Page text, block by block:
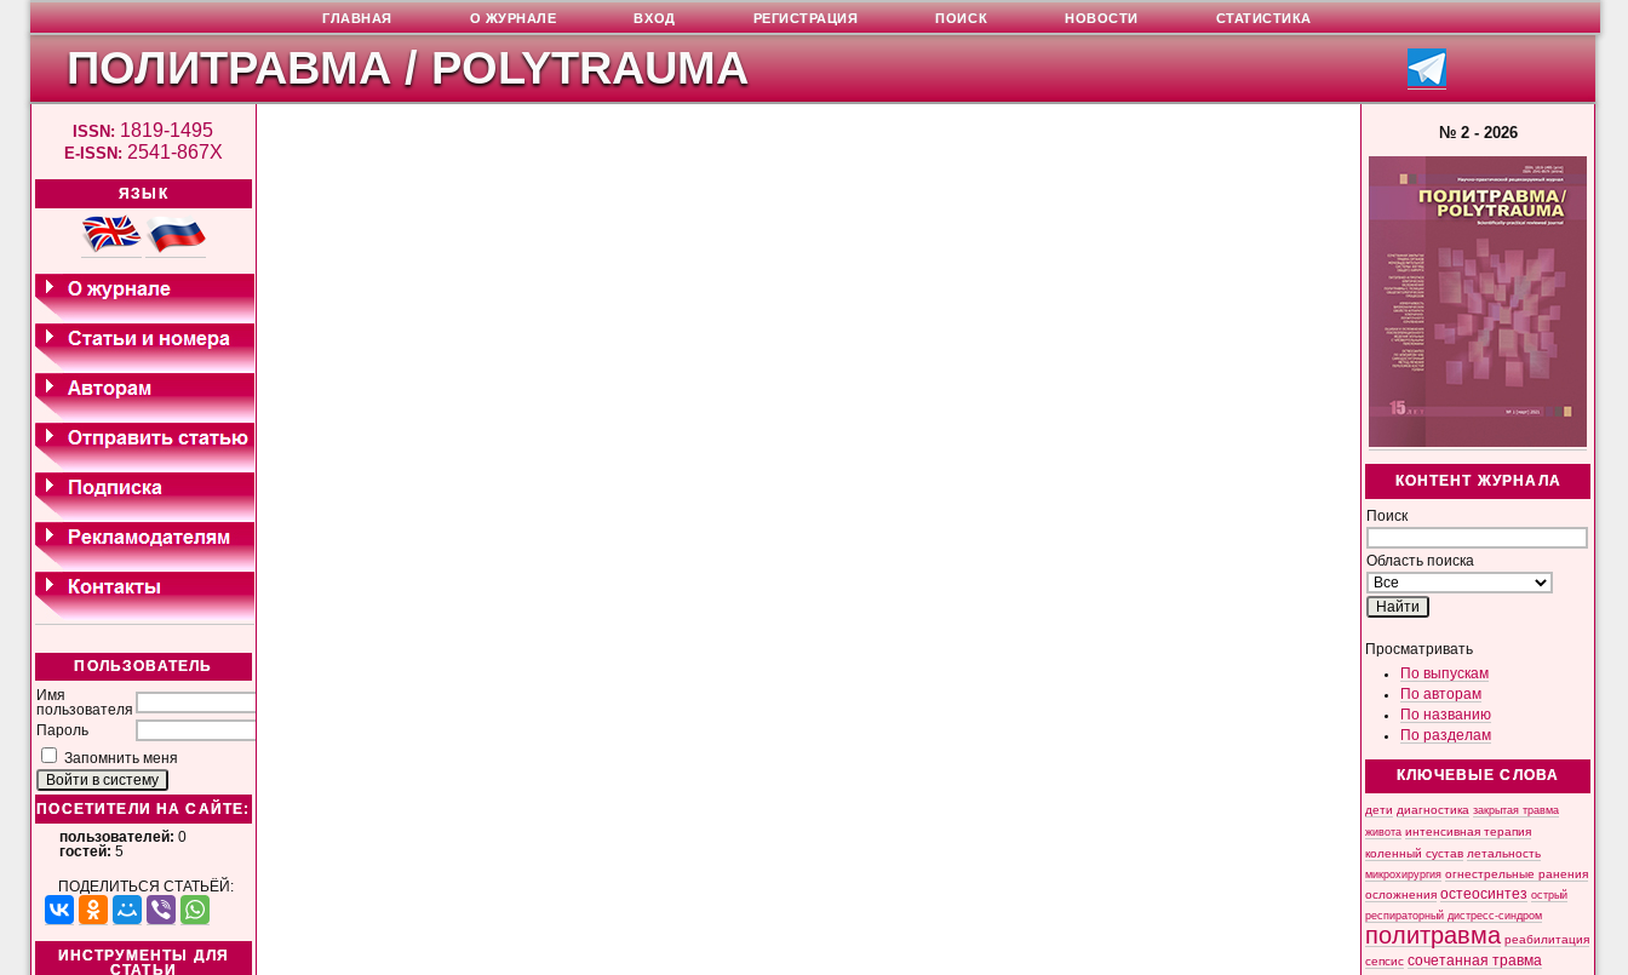
ПОЛИТРАВМА / POLYTRAUMA
ISSN: 1819-1495
E-ISSN: 2541-867X
ЯЗЫК
ПОЛЬЗОВАТЕЛЬ
Имя
пользователя
Пароль
Запомнить меня
ПОСЕТИТЕЛИ НА САЙТЕ:
пользователей: 0
гостей: 5
ПОДЕЛИТЬСЯ СТАТЬЁЙ:
ИНСТРУМЕНТЫ ДЛЯ
СТАТЬИ
№ 2 - 2026
КОНТЕНТ ЖУРНАЛА
Поиск
Область поиска
Просматривать
По выпускам
По авторам
По названию
По разделам
КЛЮЧЕВЫЕ СЛОВА
дети диагностика закрытая травма
живота интенсивная терапия
коленный сустав летальность
микрохирургия огнестрельные ранения
осложнения остеосинтез острый
респираторный дистресс-синдром
политравма реабилитация
сепсис сочетанная травма
ГЛАВНАЯ О ЖУРНАЛЕ ВХОД РЕГИСТРАЦИЯ ПОИСК НОВОСТИ СТАТИСТИКА